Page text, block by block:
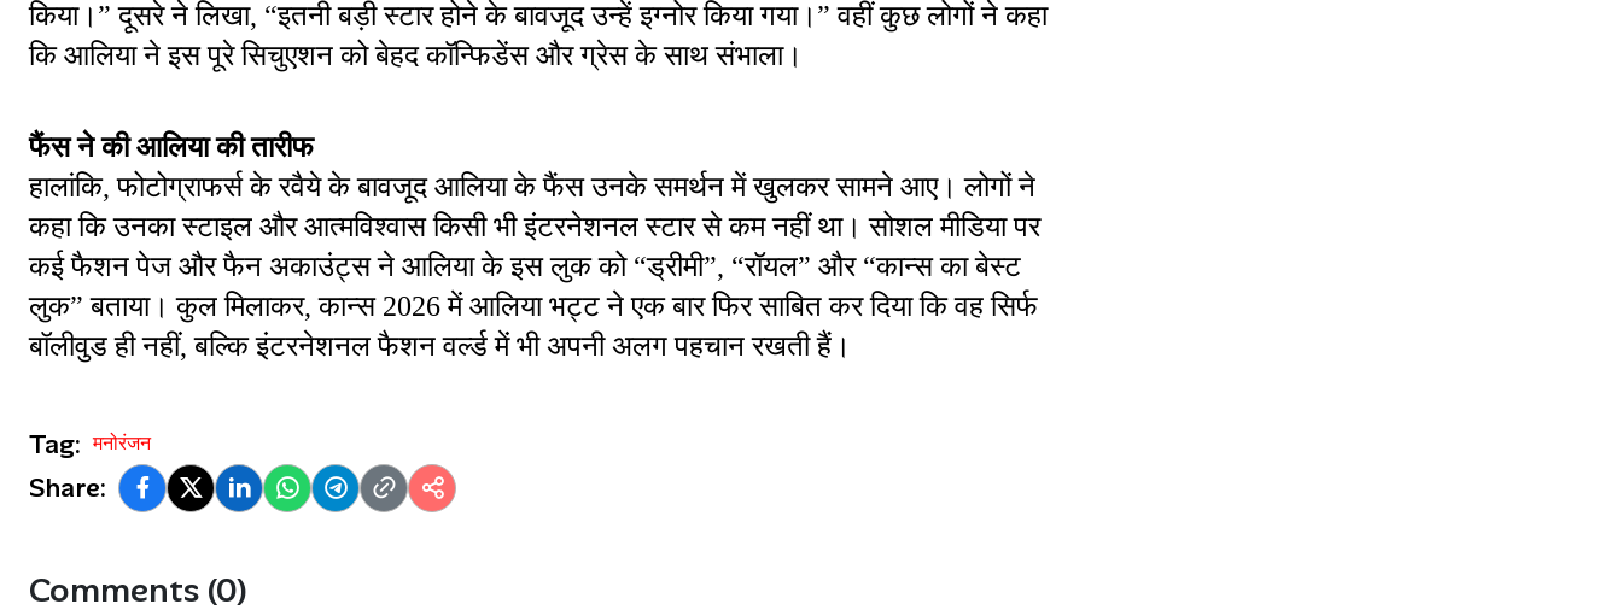
किया।” दूसरे ने लिखा, “इतनी बड़ी स्टार होने के बावजूद उन्हें इग्नोर किया गया।” वहीं कुछ लोगों ने कहा
कि आलिया ने इस पूरे सिचुएशन को बेहद कॉन्फिडेंस और ग्रेस के साथ संभाला।
फैंस ने की आलिया की तारीफ
हालांकि, फोटोग्राफर्स के रवैये के बावजूद आलिया के फैंस उनके समर्थन में खुलकर सामने आए। लोगों ने
कहा कि उनका स्टाइल और आत्मविश्वास किसी भी इंटरनेशनल स्टार से कम नहीं था। सोशल मीडिया पर
कई फैशन पेज और फैन अकाउंट्स ने आलिया के इस लुक को “ड्रीमी”, “रॉयल” और “कान्स का बेस्ट
लुक” बताया। कुल मिलाकर, कान्स 2026 में आलिया भट्ट ने एक बार फिर साबित कर दिया कि वह सिर्फ
बॉलीवुड ही नहीं, बल्कि इंटरनेशनल फैशन वर्ल्ड में भी अपनी अलग पहचान रखती हैं।
Tag: मनोरंजन
Share:
Comments (0)